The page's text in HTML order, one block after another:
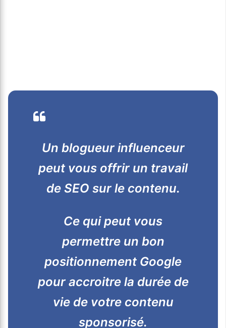
Un blogueur influenceur
peut vous offrir un travail
de SEO sur le contenu.
Ce qui peut vous
permettre un bon
positionnement Google
pour accroitre la durée de
vie de votre contenu
sponsorisé.